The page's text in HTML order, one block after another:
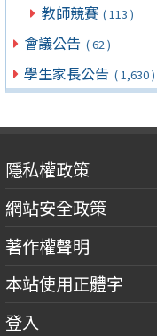
教師競賽 ( 113 )
會議公告 ( 62 )
學生家長公告 ( 1,630 )
隱私權政策
網站安全政策
著作權聲明
本站使用正體字
登入